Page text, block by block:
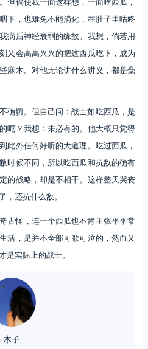
下，也难免不能消化，在肚子里咕咚
病后神经衰弱的缘故。我想，倘若用
又会高高兴兴的把这西瓜吃下，成为
麻木。对他无论讲什么讲义，都是毫
切。但自己问：战士如吃西瓜，是
呢？我想：未必有的。他大概只觉得
此外任何好听的大道理。吃过西瓜，
时候不同，所以吃西瓜和抗敌的确有
的战略，却是不相干。这样整天哭丧
还抗什么敌。
怪，连一个西瓜也不肯主张平平常
活，是并不全部可歌可泣的，然而又
实际上的战士。
木子